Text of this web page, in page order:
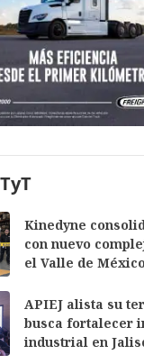
Kinedyne
con nuevo
el Valle de
APIEJ alista su
busca fortalecer
industrial en